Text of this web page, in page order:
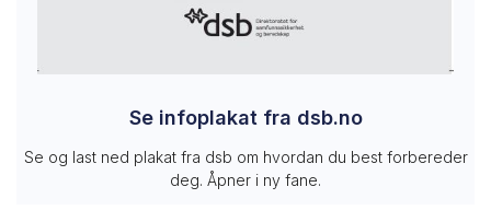
Se infoplakat fra dsb.no
Se og last ned plakat fra dsb om hvordan du best forbereder
deg. Åpner i ny fane.